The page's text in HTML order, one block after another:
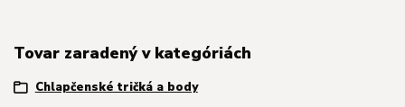
Tovar zaradený v kategóriách
Chlapčenské tričká a body